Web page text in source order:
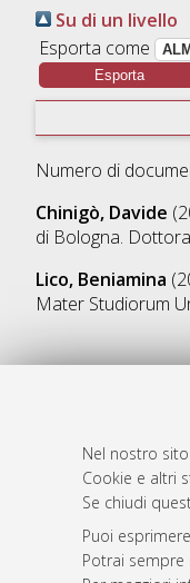
Nel nostro
Cookie e altri
Se chiudi
Puoi
Potrai
Su di un livello
Esporta come
Numero di
Chinigò, Davide
di Bologna.
Lico, Beniamina
Mater Studiorum
Rss 1.0
Rss 2.0